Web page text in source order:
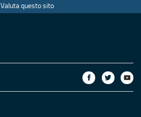
Valuta questo sito